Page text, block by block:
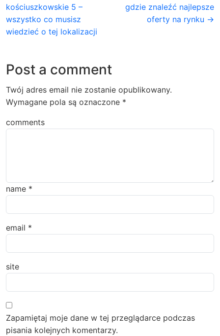
kościuszkowskie 5 –
wszystko co musisz
wiedzieć o tej lokalizacji
gdzie znaleźć najlepsze
oferty na rynku →
Post a comment
Twój adres email nie zostanie opublikowany.
Wymagane pola są oznaczone *
comments
name *
email *
site
Zapamiętaj moje dane w tej przeglądarce podczas
pisania kolejnych komentarzy.